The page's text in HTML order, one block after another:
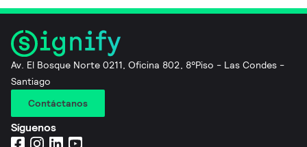
Av. El Bosque Norte 0211, Oficina 802, 8°Piso - Las Condes -
Santiago
Contáctanos
Síguenos